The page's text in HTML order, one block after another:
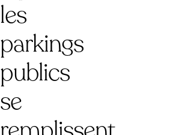
les
parkings
publics
se